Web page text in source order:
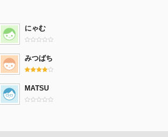
にゃむ
みつばち
MATSU